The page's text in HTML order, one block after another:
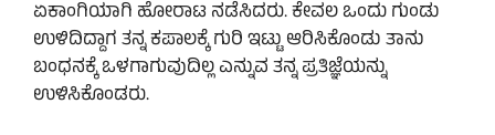
ಏಕಾಂಗಿಯಾಗಿ ಹೋರಾಟ ನಡೆಸಿದರು. ಕೇವಲ ಒಂದು ಗುಂಡು
ಉಳಿದಿದ್ದಾಗ ತನ್ನ ಕಪಾಲಕ್ಕೆ ಗುರಿ ಇಟ್ಟು ಆರಿಸಿಕೊಂಡು ತಾನು
ಬಂಧನಕ್ಕೆ ಒಳಗಾಗುವುದಿಲ್ಲ ಎನ್ನುವ ತನ್ನ ಪ್ರತಿಜ್ಞೆಯನ್ನು
ಉಳಿಸಿಕೊಂಡರು.